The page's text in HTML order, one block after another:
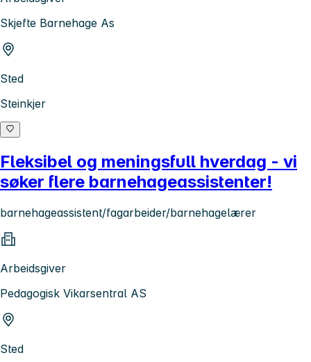
Skjefte Barnehage As
Sted
Steinkjer
Fleksibel og meningsfull hverdag - vi
søker flere barnehageassistenter!
barnehageassistent/fagarbeider/barnehagelærer
Arbeidsgiver
Pedagogisk Vikarsentral AS
Sted